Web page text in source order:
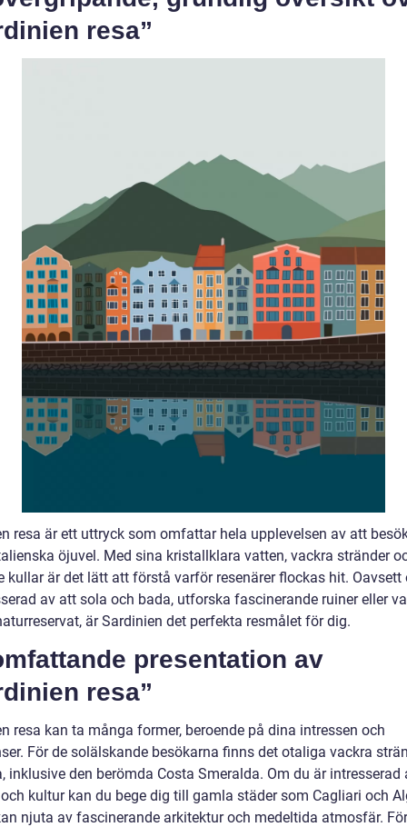
resa”
resa är ett uttryck som omfattar hela upplevelsen av att
öjuvel. Med sina kristallklara vatten, vackra stränder
kullar är det lätt att förstå varför resenärer flockas hit. Oavsett
av att sola och bada, utforska fascinerande ruiner eller
är Sardinien det perfekta resmålet för dig.
presentation av
resa”
resa kan ta många former, beroende på dina intressen och
För de solälskande besökarna finns det otaliga vackra
inklusive den berömda Costa Smeralda. Om du är intresserad
kultur kan du bege dig till gamla städer som Cagliari och
njuta av fascinerande arkitektur och medeltida atmosfär.